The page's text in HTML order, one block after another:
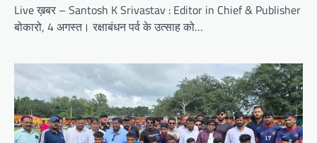
Live ख़बर – Santosh K Srivastav : Editor in Chief & Publisher
बोकारो, 4 अगस्त। रक्षाबंधन पर्व के उत्साह को…